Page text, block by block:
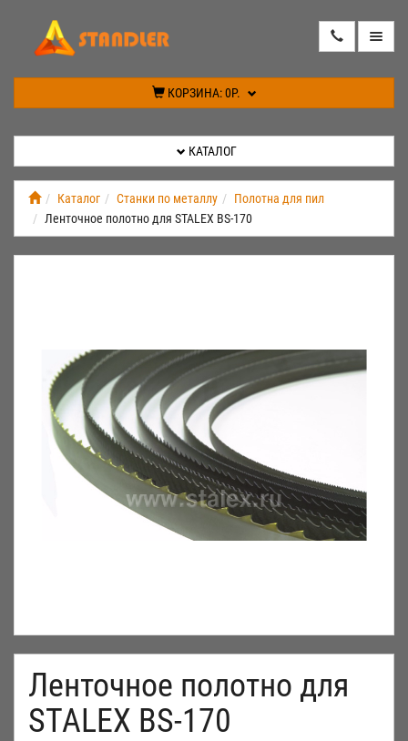
КОРЗИНА:0Р.
КАТАЛОГ
Каталог Станки по металлу
Полотна для пил
Ленточное полотно для STALEX BS-170
Ленточное полотно для
STALEX BS-170